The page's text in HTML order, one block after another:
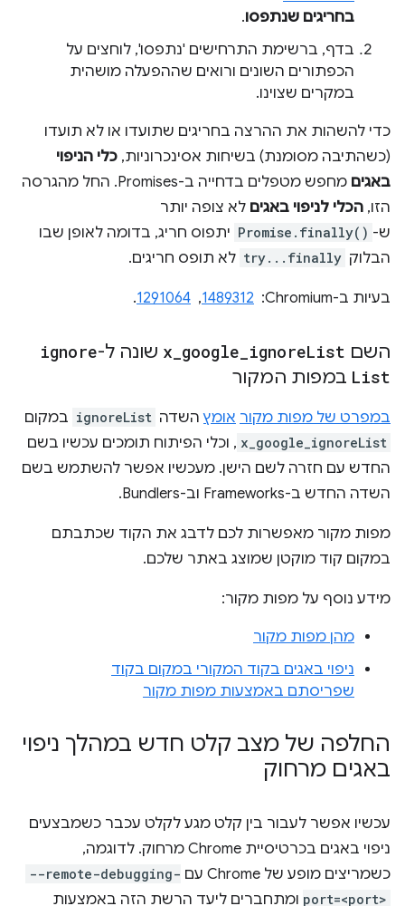
בחריגים שנתפסו.
בדף, ברשימת התרחישים 'נתפסו', לוחצים על
הכפתורים השונים ורואים שההפעלה מושהית
במקרים שצוינו.
כדי להשהות את ההרצה בחריגים שתועדו או לא תועדו
(כשהתיבה מסומנת) בשיחות אסינכרוניות, כלי הניפוי
באגים
מחפש מטפלים בדחייה ב-Promises. החל מהגרסה
הזו, הכלי לניפוי באגים לא צופה יותר
ש- Promise.finally() יתפוס חריג, בדומה לאופן שבו
הבלוק try...finally לא תופס חריגים.
בעיות ב-Chromium: ‏ 1489312
, ‏
1291064
.
השם x google ignoreList שונה ל-ignore
List במפות המקור
במפרט של מפות מקור אומץהשדה ignoreList במקום
x_google_ignoreList , וכלי הפיתוח תומכים עכשיו בשם
החדש עם חזרה לשם הישן. מעכשיו אפשר להשתמש בשם
השדה החדש ב-Frameworks וב-Bundlers.
מפות מקור מאפשרות לכם לדבג את הקוד שכתבתם
במקום קוד מוקטן שמוצג באתר שלכם.
מידע נוסף על מפות מקור:
מהן מפות מקור
ניפוי באגים בקוד המקורי במקום בקוד
שפריסתם באמצעות מפות מקור
החלפה של מצב קלט חדש במהלך ניפוי
באגים מרחוק
עכשיו אפשר לעבור בין קלט מגע לקלט עכבר כשמבצעים
ניפוי באגים בכרטיסיית Chrome מרחוק. לדוגמה,
כשמריצים מופע של Chrome עם
--remote-debugging-
port=<port> ומתחברים ליעד הרשת הזה באמצעות